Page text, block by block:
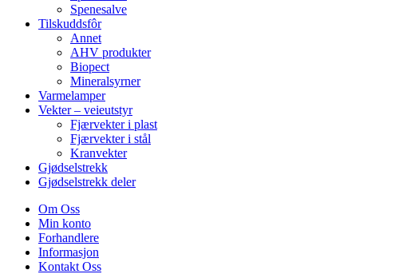
Spenesalve
Tilskuddsfôr
Annet
AHV produkter
Biopect
Mineralsyrner
Varmelamper
Vekter – veieutstyr
Fjærvekter i plast
Fjærvekter i stål
Kranvekter
Gjødselstrekk
Gjødselstrekk deler
Om Oss
Min konto
Forhandlere
Informasjon
Kontakt Oss